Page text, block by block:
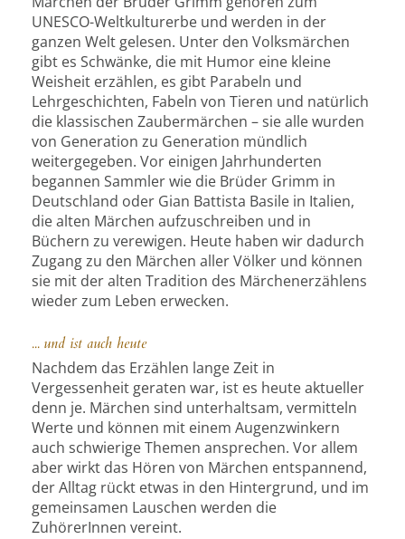
UNESCO-Weltkulturerbe und werden in der
ganzen Welt gelesen. Unter den Volksmärchen
gibt es Schwänke, die mit Humor eine kleine
Weisheit erzählen, es gibt Parabeln und
Lehrgeschichten, Fabeln von Tieren und natürlich
die klassischen Zaubermärchen – sie alle wurden
von Generation zu Generation mündlich
weitergegeben. Vor einigen Jahrhunderten
begannen Sammler wie die Brüder Grimm in
Deutschland oder Gian Battista Basile in Italien,
die alten Märchen aufzuschreiben und in
Büchern zu verewigen. Heute haben wir dadurch
Zugang zu den Märchen aller Völker und können
sie mit der alten Tradition des Märchenerzählens
wieder zum Leben erwecken.
... und ist auch heute
Nachdem das Erzählen lange Zeit in
Vergessenheit geraten war, ist es heute aktueller
denn je. Märchen sind unterhaltsam, vermitteln
Werte und können mit einem Augenzwinkern
auch schwierige Themen ansprechen. Vor allem
aber wirkt das Hören von Märchen entspannend,
der Alltag rückt etwas in den Hintergrund, und im
gemeinsamen Lauschen werden die
ZuhörerInnen vereint.